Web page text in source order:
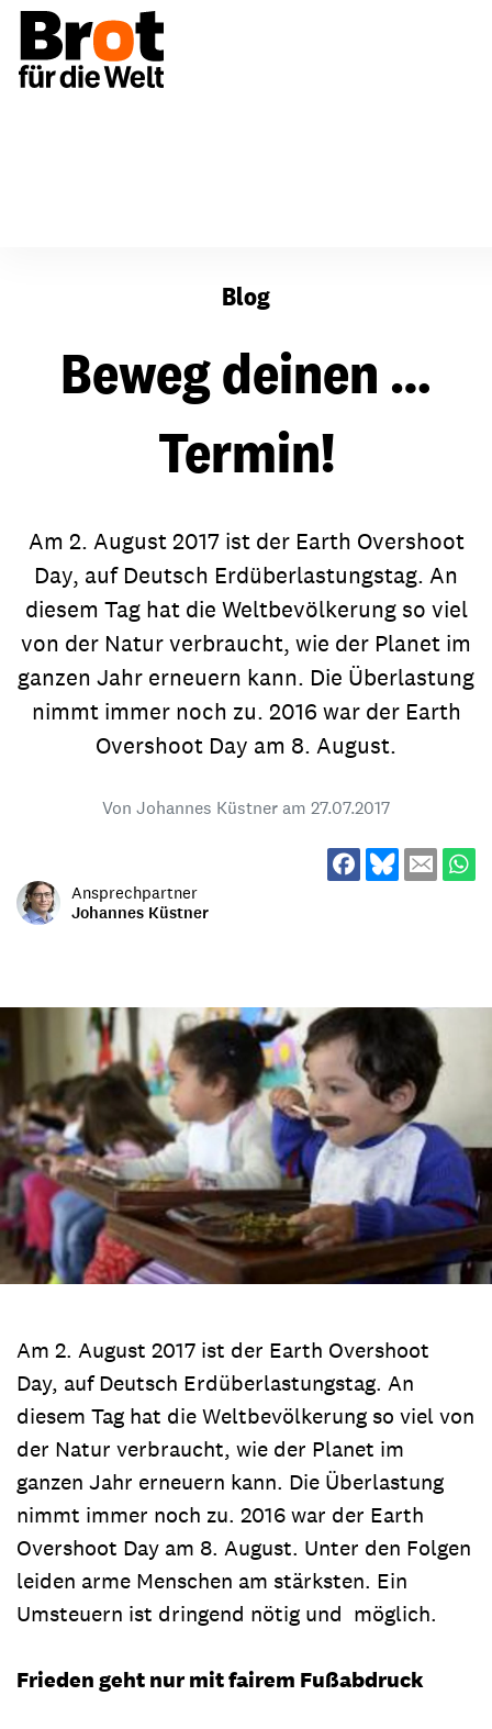
Blog
Beweg deinen …
Termin!
Am 2. August 2017 ist der Earth Overshoot
Day, auf Deutsch Erdüberlastungstag. An
diesem Tag hat die Weltbevölkerung so viel
von der Natur verbraucht, wie der Planet im
ganzen Jahr erneuern kann. Die Überlastung
nimmt immer noch zu. 2016 war der Earth
Overshoot Day am 8. August.
Von Johannes Küstner am 27.07.2017
Ansprechpartner
Johannes Küstner
Am 2. August 2017 ist der Earth Overshoot
Day, auf Deutsch Erdüberlastungstag. An
diesem Tag hat die Weltbevölkerung so viel von
der Natur verbraucht, wie der Planet im
ganzen Jahr erneuern kann. Die Überlastung
nimmt immer noch zu. 2016 war der Earth
Overshoot Day am 8. August. Unter den Folgen
leiden arme Menschen am stärksten. Ein
Umsteuern ist dringend nötig und möglich.
Frieden geht nur mit fairem Fußabdruck